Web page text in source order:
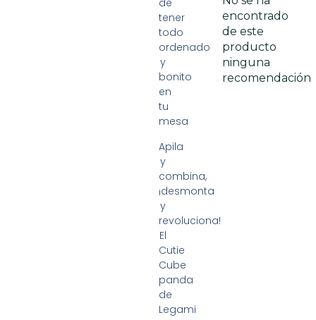
de
tener
todo
ordenado
y
bonito
en
tu
mesa
Apila
y
combina,
¡desmonta
y
revoluciona!
El
Cutie
Cube
panda
de
Legami
encontrado
de este
producto
ninguna
recomendación